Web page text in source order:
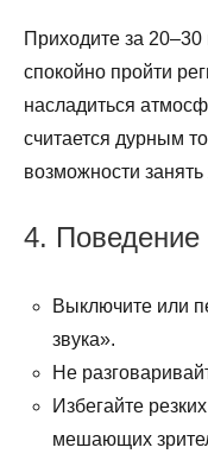
Приходите за
спокойно пройти
насладиться
считается дурным
возможности
4. Поведение
Выключите или
звука».
Не
Избегайте
мешающих